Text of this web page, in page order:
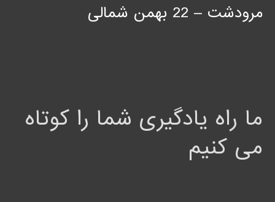
مرودشت – 22 بهمن شمالی
ما راه یادگیری شما را کوتاه
می کنیم